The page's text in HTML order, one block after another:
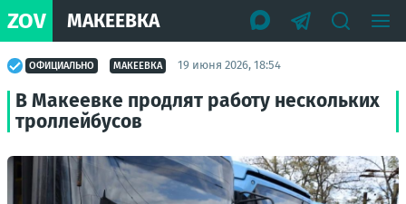
ZOV МАКЕЕВКА
ОФИЦИАЛЬНО МАКЕЕВКА 19 июня 2026, 18:54
В Макеевке продлят работу нескольких
троллейбусов